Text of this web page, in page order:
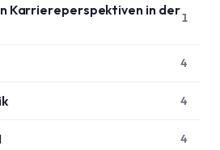
Karriereperspektiven in der1
4
4
4